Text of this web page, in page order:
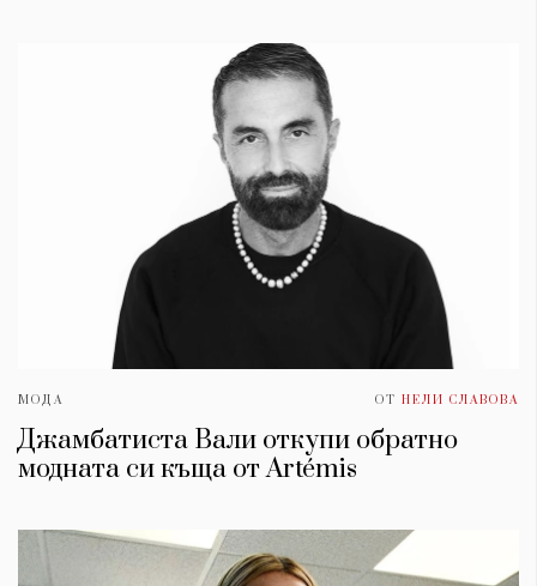
МОДА ОТ НЕЛИ СЛАВОВА
Джамбатиста Вали откупи обратно
модната си къща от Artémis